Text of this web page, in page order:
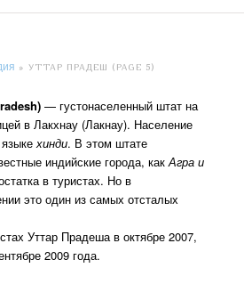
»УТТАР ПРАДЕШ (PAGE 5)
— густонаселенный штат на
в Лакхнау (Лакнау). Население
языкехинди. В этом штате
индийские города, какАгра и
в туристах. Но в
это один из самых отсталых
Уттар Прадеша в октябре 2007,
2009 года.